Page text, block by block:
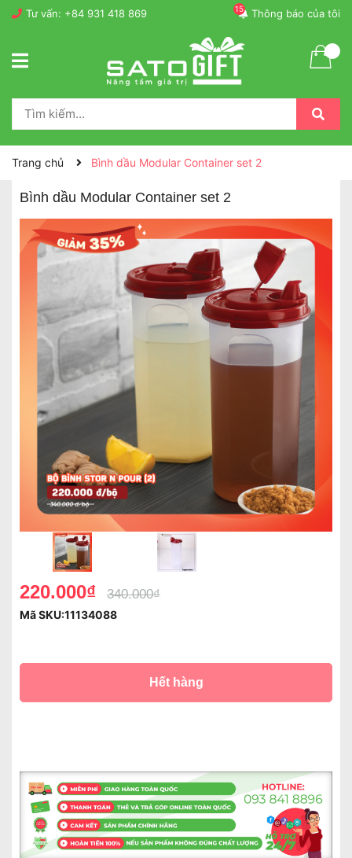
Tư vấn: +84 931 418 869 Thông báo của tôi
15
Trang chủ Bình dầu Modular Container set 2
Bình dầu Modular Container set 2
220.000₫ 340.000₫
Mã SKU:11134088
Hết hàng